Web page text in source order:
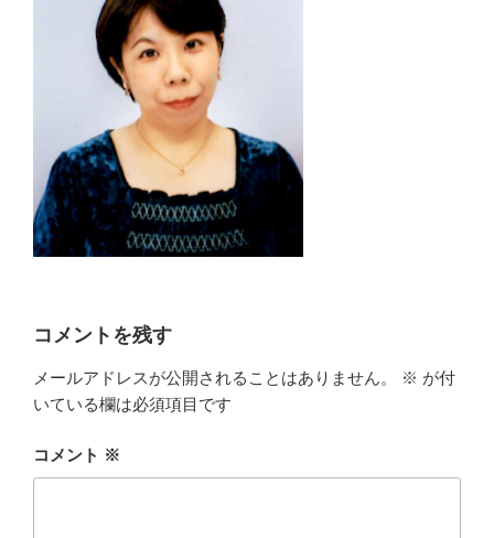
コメントを残す
メールアドレスが公開されることはありません。 ※ が付
いている欄は必須項目です
コメント ※